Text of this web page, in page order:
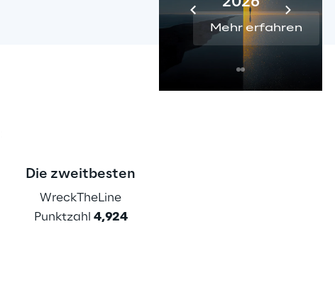
Mehr erfahren
Die zweitbesten
WreckTheLine
Punktzahl 4,924